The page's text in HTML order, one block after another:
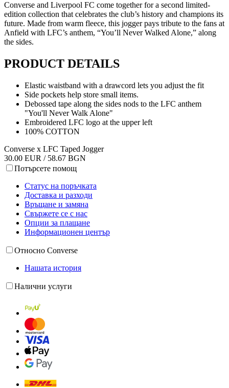
Converse and Liverpool FC come together for a second limited-
edition collection that celebrates the club’s history and champions its
future. Made from warm fleece, this jogger pays tribute to the fans at
Anfield with LFC’s anthem, “You’ll Never Walked Alone,” along
the sides.
PRODUCT DETAILS
Elastic waistband with a drawcord lets you adjust the fit
Side pockets help store small items.
Debossed tape along the sides nods to the LFC anthem
"You'll Never Walk Alone"
Embroidered LFC logo at the upper left
100% COTTON
Converse x LFC Taped Jogger
30.00 EUR / 58.67 BGN
Потърсете помощ
Статус на поръчката
Доставка и разходи
Връщане и замяна
Свържете се с нас
Опции за плащане
Информационен център
Относно Converse
Нашата история
Налични услуги